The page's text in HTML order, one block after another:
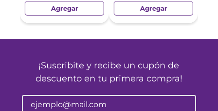
Agregar Agregar
¡Suscribite y recibe un cupón de
descuento en tu primera compra!